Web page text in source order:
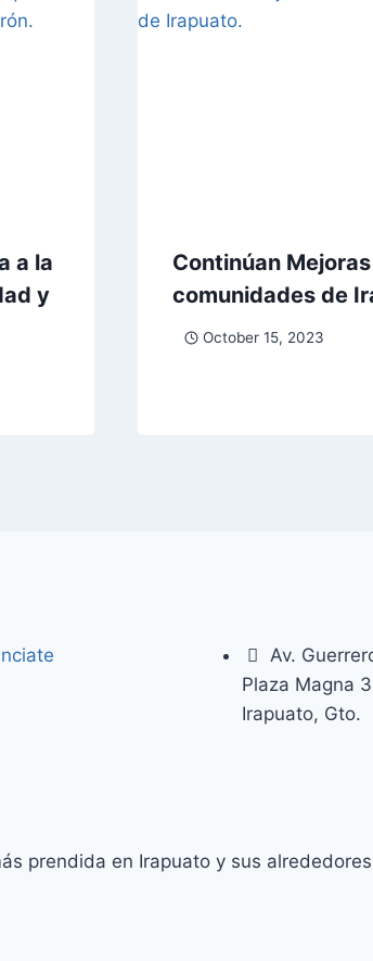
a la
y
Continúan
comunidades de
October 15, 2023
Av.
Plaza Magna
Irapuato, Gto.
prendida en Irapuato y sus